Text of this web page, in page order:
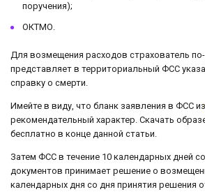
поручения);
ОКТМО.
Для возмещения расходов страхователь
представляет в территориальный ФСС
справку о смерти.
Имейте в виду, что бланк заявления в ФСС из
рекомендательный характер. Скачать
бесплатно в конце данной статьи.
Затем ФСС в течение 10 календарных дней
документов принимает решение о
календарных дня со дня принятия решения